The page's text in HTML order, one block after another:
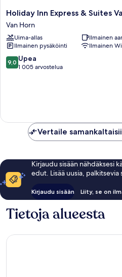
Holiday
Inn
Express
&
Suites
Van
Horn
Holiday Inn Express & Suites
Van Horn
Uima-allas
Ilmainen
Ilmainen pysäköinti
Ilmainen
9.0
kautta
9,0 Upea
1 005 arvostelua
Vertaile
Kirjaudu sisään nähdäksesi
edut. Lisää uusia, palkitsevia
Kirjaudu sisään Liity, se on
Tietoja alueesta